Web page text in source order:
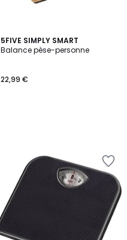
5FIVE SIMPLY SMART
Balance pèse-personne
22,99 €